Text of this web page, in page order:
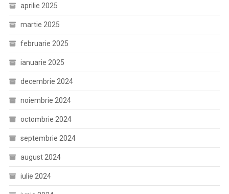
aprilie 2025
martie 2025
februarie 2025
ianuarie 2025
decembrie 2024
noiembrie 2024
octombrie 2024
septembrie 2024
august 2024
iulie 2024